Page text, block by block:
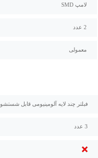
لامپ SMD
2 عدد
معمولی
فبلتر چند لایه آلومینیومی قابل شستشو
3 عدد